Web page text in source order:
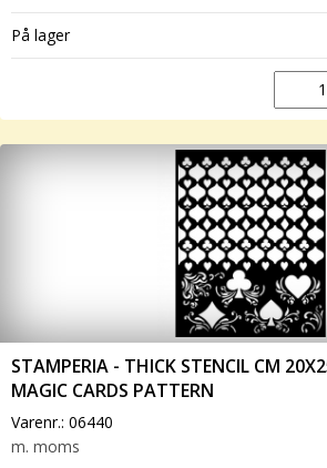
På lager
STAMPERIA - THICK STENCIL CM
MAGIC CARDS PATTERN
Varenr.: 06440
m. moms